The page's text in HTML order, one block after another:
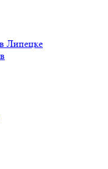
Липецке